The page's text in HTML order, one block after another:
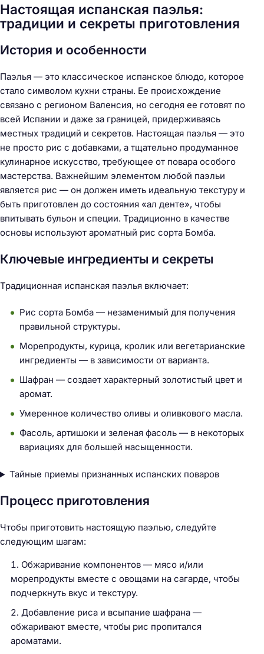
Настоящая испанская паэлья:
традиции и секреты приготовления
История и особенности
Паэлья — это классическое испанское блюдо, которое
стало символом кухни страны. Ее происхождение
связано с регионом Валенсия, но сегодня ее готовят по
всей Испании и даже за границей, придерживаясь
местных традиций и секретов. Настоящая паэлья — это
не просто рис с добавками, а тщательно продуманное
кулинарное искусство, требующее от повара особого
мастерства. Важнейшим элементом любой паэльи
является рис — он должен иметь идеальную текстуру и
быть приготовлен до состояния «ал денте», чтобы
впитывать бульон и специи. Традиционно в качестве
основы используют ароматный рис сорта Бомба.
Ключевые ингредиенты и секреты
Традиционная испанская паэлья включает:
Рис сорта Бомба — незаменимый для получения
правильной структуры.
Морепродукты, курица, кролик или вегетарианские
ингредиенты — в зависимости от варианта.
Шафран — создает характерный золотистый цвет и
аромат.
Умеренное количество оливы и оливкового масла.
Фасоль, артишоки и зеленая фасоль — в некоторых
вариациях для большей насыщенности.
Тайные приемы признанных испанских поваров
Процесс приготовления
Чтобы приготовить настоящую паэлью, следуйте
следующим шагам:
Обжаривание компонентов — мясо и/или
морепродукты вместе с овощами на сагарде, чтобы
подчеркнуть вкус и текстуру.
Добавление риса и всыпание шафрана —
обжаривают вместе, чтобы рис пропитался
ароматами.
Н
а
й